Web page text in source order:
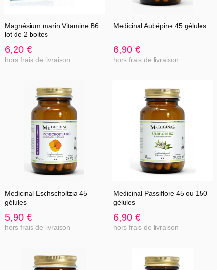
Magnésium marin Vitamine B6
lot de 2 boites
6,20 €
hors frais de livraison
Medicinal Aubépine 45 gélules
6,90 €
hors frais de livraison
Medicinal Eschscholtzia 45
gélules
5,90 €
hors frais de livraison
Medicinal Passiflore 45 ou 150
gélules
6,90 €
hors frais de livraison